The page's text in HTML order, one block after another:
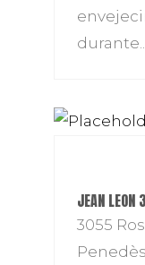
JEAN LEON
3055